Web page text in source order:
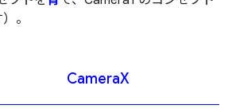
。
CameraX